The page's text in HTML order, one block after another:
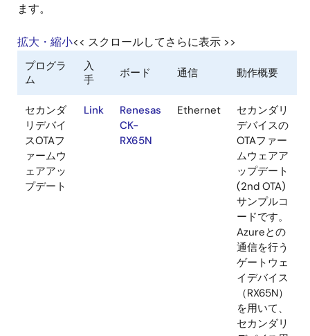
力動作
CK-
ジュール
（
と
用いた低
電力動作例
（間欠動
のサンプ
ログラムで
す。IoT機
バッテリ
を前提と
ものも多
消費電力
える工夫
要です。
ンプルを
ば、通信
の間欠動
ます。
拡大・縮小<< スクロールしてさらに表示 >>